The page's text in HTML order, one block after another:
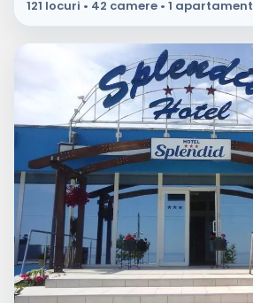
121 locuri • 42 camere • 1 apartament